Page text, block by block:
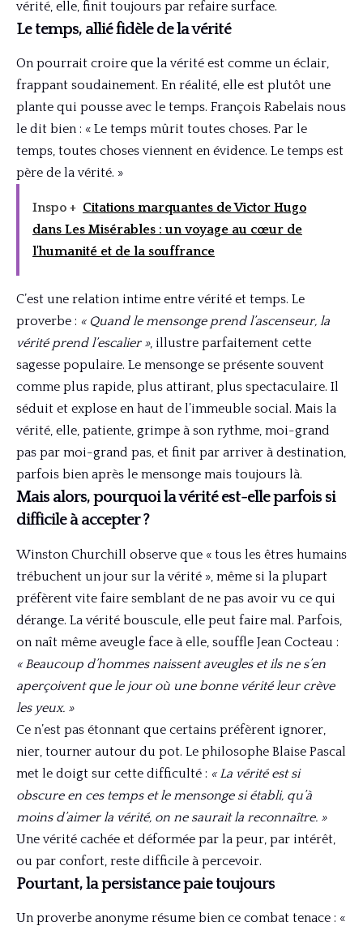
vérité, elle, finit toujours par refaire surface.
Le temps, allié fidèle de la vérité
On pourrait croire que la vérité est comme un éclair,
frappant soudainement. En réalité, elle est plutôt une
plante qui pousse avec le temps. François Rabelais nous
le dit bien : « Le temps mûrit toutes choses. Par le
temps, toutes choses viennent en évidence. Le temps est
père de la vérité. »
Inspo + Citations marquantes de Victor Hugo
dans Les Misérables : un voyage au cœur de
l'humanité et de la souffrance
C’est une relation intime entre vérité et temps. Le
proverbe : « Quand le mensonge prend l’ascenseur, la
vérité prend l’escalier », illustre parfaitement cette
sagesse populaire. Le mensonge se présente souvent
comme plus rapide, plus attirant, plus spectaculaire. Il
séduit et explose en haut de l’immeuble social. Mais la
vérité, elle, patiente, grimpe à son rythme, moi-grand
pas par moi-grand pas, et finit par arriver à destination,
parfois bien après le mensonge mais toujours là.
Mais alors, pourquoi la vérité est-elle parfois si
difficile à accepter ?
Winston Churchill observe que « tous les êtres humains
trébuchent un jour sur la vérité », même si la plupart
préfèrent vite faire semblant de ne pas avoir vu ce qui
dérange. La vérité bouscule, elle peut faire mal. Parfois,
on naît même aveugle face à elle, souffle Jean Cocteau :
« Beaucoup d’hommes naissent aveugles et ils ne s’en
aperçoivent que le jour où une bonne vérité leur crève
les yeux. »
Ce n’est pas étonnant que certains préfèrent ignorer,
nier, tourner autour du pot. Le philosophe Blaise Pascal
met le doigt sur cette difficulté : « La vérité est si
obscure en ces temps et le mensonge si établi, qu’à
moins d’aimer la vérité, on ne saurait la reconnaître. »
Une vérité cachée et déformée par la peur, par intérêt,
ou par confort, reste difficile à percevoir.
Pourtant, la persistance paie toujours
Un proverbe anonyme résume bien ce combat tenace : «